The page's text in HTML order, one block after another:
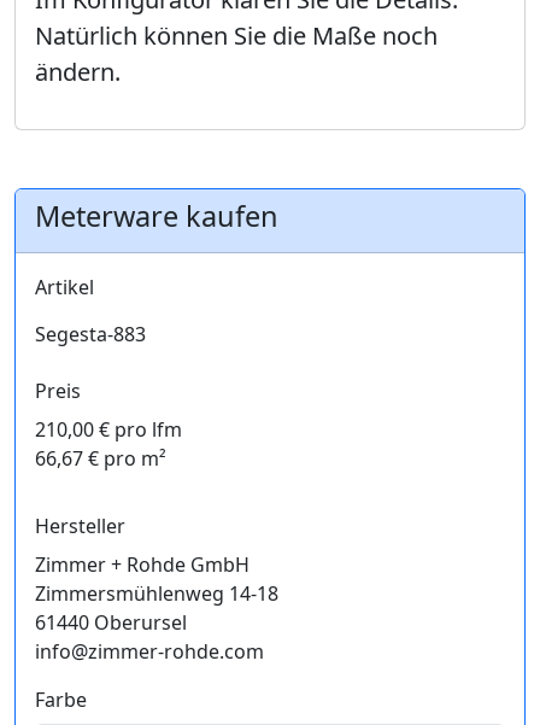
Natürlich können Sie die Maße noch
ändern.
Meterware kaufen
Artikel
Segesta-883
Preis
210,00 € pro lfm
66,67 € pro m²
Hersteller
Zimmer + Rohde GmbH
Zimmersmühlenweg 14-18
61440 Oberursel
info@zimmer-rohde.com
Farbe